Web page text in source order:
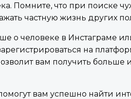
Помните, что при поиске
частную жизнь других
о человеке в Инстаграме
на
вам получить
вам успешно найти